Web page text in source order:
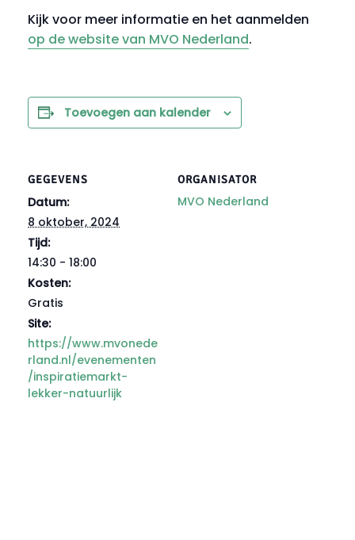
Kijk voor meer informatie en het aanmelden
op de website van MVO Nederland.
Toevoegen aan kalender
GEGEVENS
Datum:
8 oktober, 2024
Tijd:
14:30 - 18:00
Kosten:
Gratis
Site:
https://www.mvonede
rland.nl/evenementen
/inspiratiemarkt-
lekker-natuurlijk
ORGANISATOR
MVO Nederland